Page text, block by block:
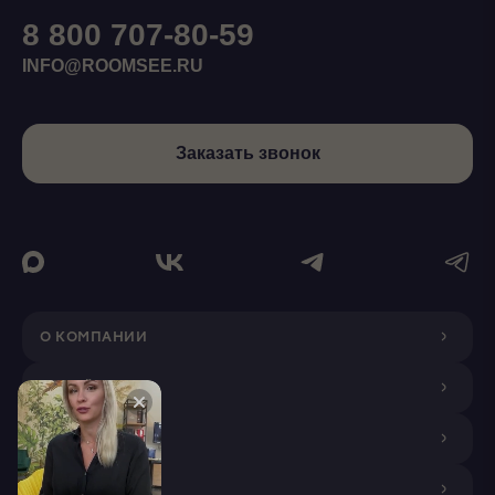
О КОМПАНИИ
ДИЗАЙНЕРАМ
ПОКУПАТЕЛЯМ
ПАРТНЕРАМ
8 800 707-80-59
INFO@ROOMSEE.RU
Заказать звонок